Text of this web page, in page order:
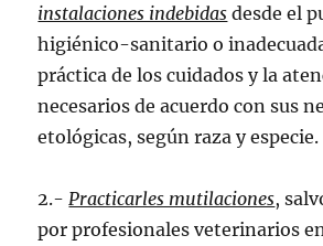
instalaciones indebidas desde el
higiénico-sanitario o
práctica de los cuidados y la
necesarios de acuerdo con sus
etológicas, según raza y especie.
2.- Practicarles mutilaciones,
por profesionales veterinarios